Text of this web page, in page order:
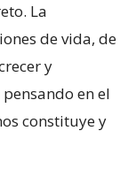
La
de vida, de
y
en el
constituye y